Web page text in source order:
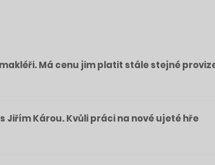
Má cenu jim platit stále stejné
Jiřím Károu. Kvůli práci na nové ujeté hře